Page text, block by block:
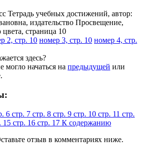
2, стр. 10 номер 3, стр. 10 номер 4, стр.
здесь?
могло начаться на предыдущей или
6 стр. 7 стр. 8 стр. 9 стр. 10 стр. 11 стр.
15 стр. 16 стр. 17 К содержанию
отзыв в комментариях ниже.